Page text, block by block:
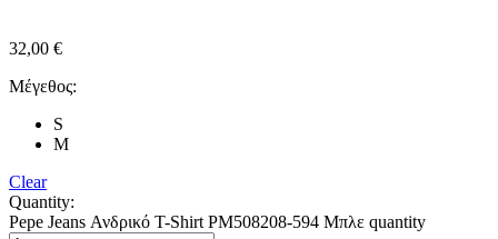
32,00 €
Μέγεθος:
S
M
Clear
Quantity:
Pepe Jeans Ανδρικό T-Shirt PM508208-594 Μπλε quantity